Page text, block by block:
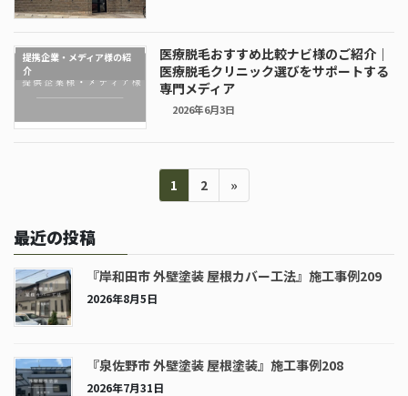
提携企業・メディア様の紹
介
医療脱毛おすすめ比較ナビ様のご紹介｜
医療脱毛クリニック選びをサポートする
専門メディア
2026年6月3日
ペ
ー
ジ
送
り
ペ
ー
1
ペ
ー
2 »
最近の投稿
『岸和田市 外壁塗装 屋根カバー工法』施工事例209
2026年8月5日
『泉佐野市 外壁塗装 屋根塗装』施工事例208
2026年7月31日